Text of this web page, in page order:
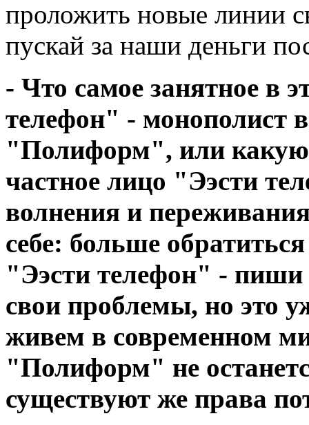
проложить новые линии
пускай за наши деньги
- Что самое занятное в
телефон" - монополист
"Полиформ", или
частное лицо "Ээсти
волнения и
себе: больше
"Ээсти телефон" - пиши
свои проблемы, но это
живем в современном
"Полиформ" не
существуют же права